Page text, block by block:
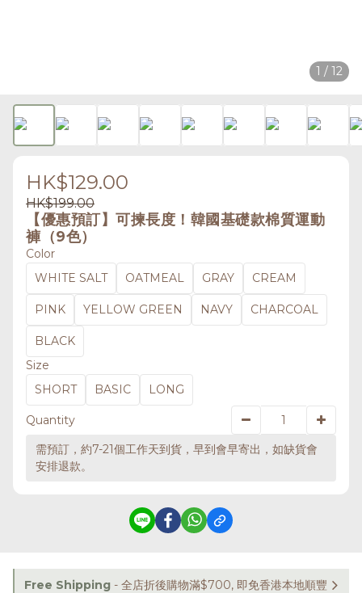
1 / 12
HK$129.00
HK$199.00
【優惠預訂】可揀長度！韓國基礎款棉質運動
褲（9色）
Color
WHITE SALT
OATMEAL GRAY CREAM
PINK YELLOW GREEN NAVY CHARCOAL
BLACK
Size
SHORT
BASIC LONG
Quantity
需預訂，約7-21個工作天到貨，早到會早寄出，如缺貨會
安排退款。
Free Shipping - 全店折後購物滿$700, 即免香港本地順豐